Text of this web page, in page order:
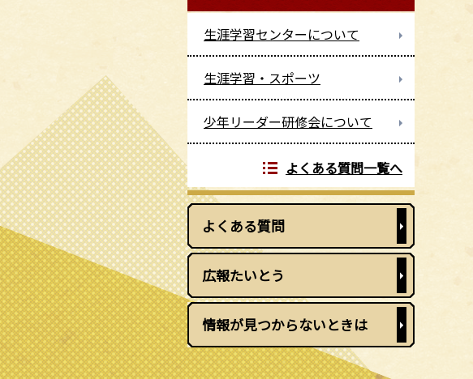
生涯学習センターについて
生涯学習・スポーツ
少年リーダー研修会について
よくある質問一覧へ
よくある質問
広報たいとう
情報が見つからないときは